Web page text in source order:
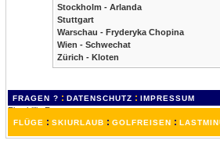
Stockholm - Arlanda
Stuttgart
Warschau - Fryderyka Chopina
Wien - Schwechat
Zürich - Kloten
FRAGEN ? : DATENSCHUTZ : IMPRESSUM
FLÜGE : SKIURLAUB : GOLFREISEN :